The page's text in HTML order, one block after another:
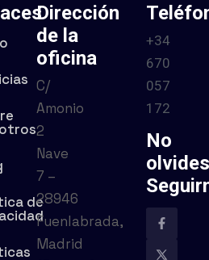
de
Dirección
de la
oficina
C/
Amonio
2
Nave
7 –
28946
Fuenlabrada,
Madrid
+34
670
057
172
No